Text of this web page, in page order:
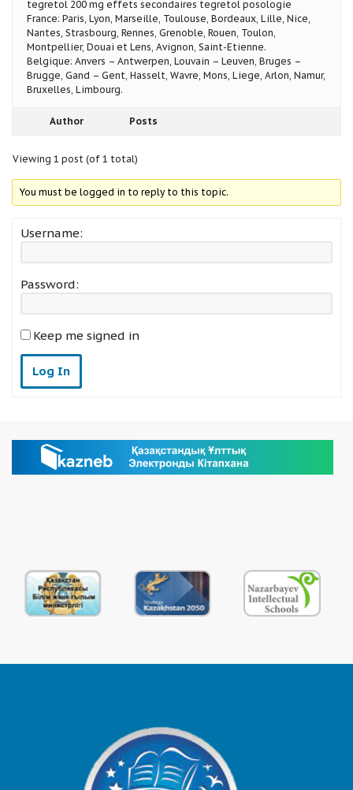
tegretol 200 mg effets secondaires tegretol posologie
France: Paris, Lyon, Marseille, Toulouse, Bordeaux, Lille, Nice,
Nantes, Strasbourg, Rennes, Grenoble, Rouen, Toulon,
Montpellier, Douai et Lens, Avignon, Saint-Etienne.
Belgique: Anvers – Antwerpen, Louvain – Leuven, Bruges –
Brugge, Gand – Gent, Hasselt, Wavre, Mons, Liege, Arlon, Namur,
Bruxelles, Limbourg.
Author Posts
Viewing 1 post (of 1 total)
You must be logged in to reply to this topic.
Username:
Password:
Keep me signed in
Log In